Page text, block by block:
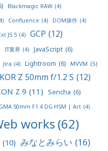
Blackmagic RAW (4)
Confluence (4) DOM操作 (4)
JS 5 (4) GCP (12)
IT業界 (4) JavaScript (6)
Jira (4) Lightroom (6) MVVM (5)
Z 50mm f/1.2 S (12)
Z 9 (11) Sencha (6)
50mm F1.4 DG HSM | Art (4)
works(62)
(10) みなとみらい (16)